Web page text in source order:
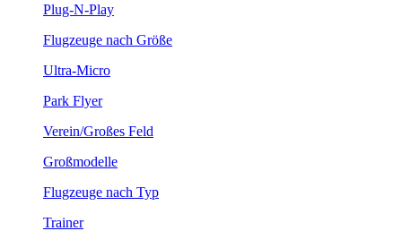
Plug-N-Play
Flugzeuge nach Größe
Ultra-Micro
Park Flyer
Verein/Großes Feld
Großmodelle
Flugzeuge nach Typ
Trainer